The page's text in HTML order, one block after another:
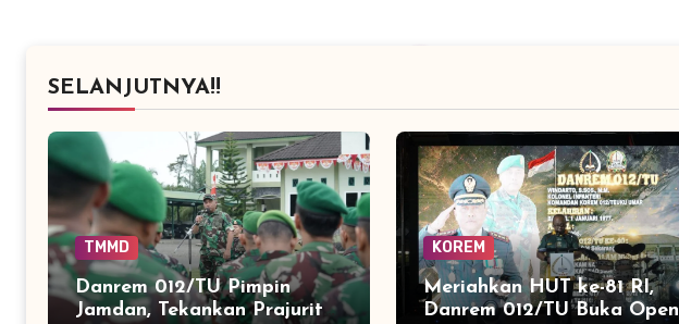
SELANJUTNYA!!
TMMD
Danrem 012/TU Pimpin
Jamdan, Tekankan Prajurit
KOREM
Meriahkan HUT ke-81 RI,
Danrem 012/TU Buka Open